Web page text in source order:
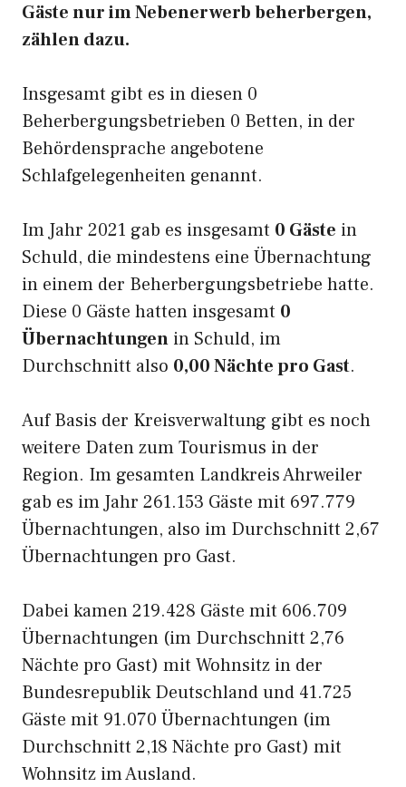
Gäste nur im Nebenerwerb beherbergen,
zählen dazu.
Insgesamt gibt es in diesen 0
Beherbergungsbetrieben 0 Betten, in der
Behördensprache angebotene
Schlafgelegenheiten genannt.
Im Jahr 2021 gab es insgesamt 0 Gäste in
Schuld, die mindestens eine Übernachtung
in einem der Beherbergungsbetriebe hatte.
Diese 0 Gäste hatten insgesamt 0
Übernachtungen in Schuld, im
Durchschnitt also 0,00 Nächte pro Gast.
Auf Basis der Kreisverwaltung gibt es noch
weitere Daten zum Tourismus in der
Region. Im gesamten Landkreis Ahrweiler
gab es im Jahr 261.153 Gäste mit 697.779
Übernachtungen, also im Durchschnitt 2,67
Übernachtungen pro Gast.
Dabei kamen 219.428 Gäste mit 606.709
Übernachtungen (im Durchschnitt 2,76
Nächte pro Gast) mit Wohnsitz in der
Bundesrepublik Deutschland und 41.725
Gäste mit 91.070 Übernachtungen (im
Durchschnitt 2,18 Nächte pro Gast) mit
Wohnsitz im Ausland.